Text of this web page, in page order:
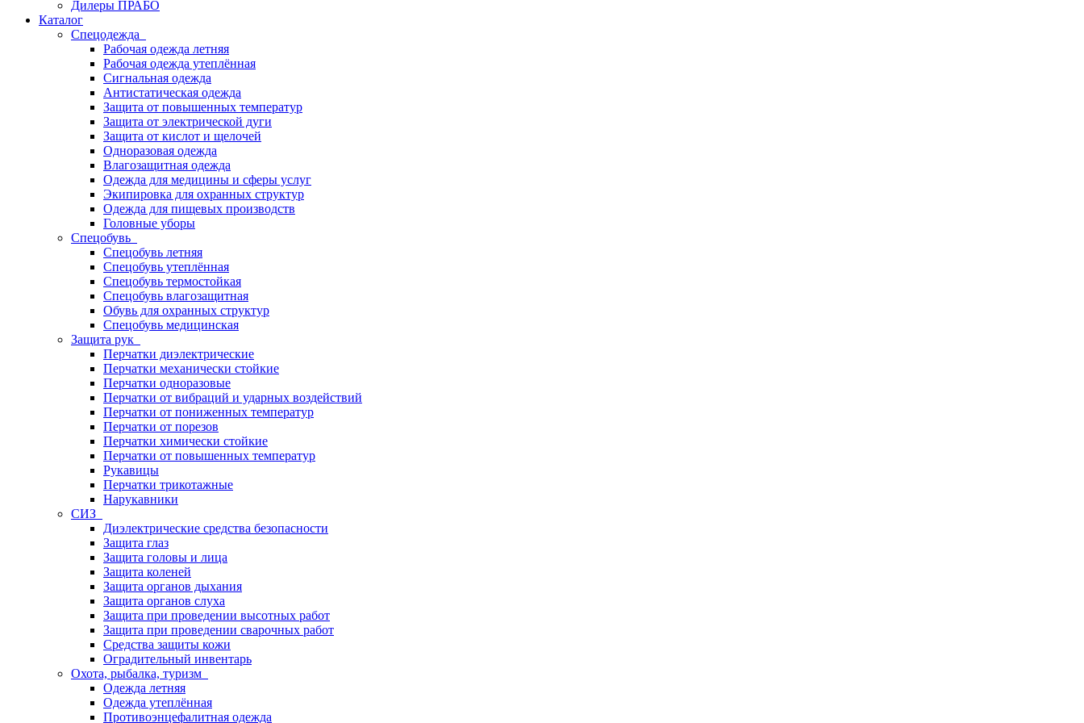
Дилеры ПРАБО
Каталог
Спецодежда
Рабочая одежда летняя
Рабочая одежда утеплённая
Сигнальная одежда
Антистатическая одежда
Защита от повышенных температур
Защита от электрической дуги
Защита от кислот и щелочей
Одноразовая одежда
Влагозащитная одежда
Одежда для медицины и сферы услуг
Экипировка для охранных структур
Одежда для пищевых производств
Головные уборы
Спецобувь
Спецобувь летняя
Спецобувь утеплённая
Спецобувь термостойкая
Спецобувь влагозащитная
Обувь для охранных структур
Спецобувь медицинская
Защита рук
Перчатки диэлектрические
Перчатки механически стойкие
Перчатки одноразовые
Перчатки от вибраций и ударных воздействий
Перчатки от пониженных температур
Перчатки от порезов
Перчатки химически стойкие
Перчатки от повышенных температур
Рукавицы
Перчатки трикотажные
Нарукавники
СИЗ
Диэлектрические средства безопасности
Защита глаз
Защита головы и лица
Защита коленей
Защита органов дыхания
Защита органов слуха
Защита при проведении высотных работ
Защита при проведении сварочных работ
Средства защиты кожи
Оградительный инвентарь
Охота, рыбалка, туризм
Одежда летняя
Одежда утеплённая
Противоэнцефалитная одежда